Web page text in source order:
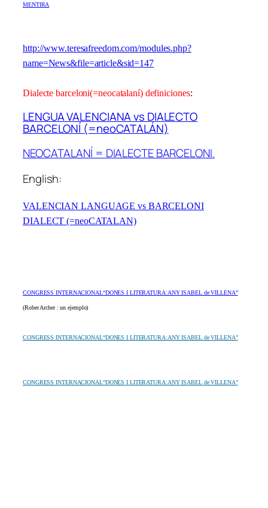
MENTIRA
http://www.teresafreedom.com/modules.php?
name=News&file=article&sid=147
Dialecte barceloni(=neocatalaní) definiciones:
LENGUA VALENCIANA vs DIALECTO
BARCELONÍ (=neoCATALÁN)
NEOCATALANÍ = DIALECTE BARCELONI.
English:
VALENCIAN LANGUAGE vs BARCELONI
DIALECT (=neoCATALAN)
CONGRESS INTERNACIONAL“DONES I LITERATURA:ANY ISABEL de VILLENA”
(Rober Archer : un ejemplo)
CONGRESS INTERNACIONAL“DONES I LITERATURA:ANY ISABEL de VILLENA”
CONGRESS INTERNACIONAL“DONES I LITERATURA:ANY ISABEL de VILLENA”